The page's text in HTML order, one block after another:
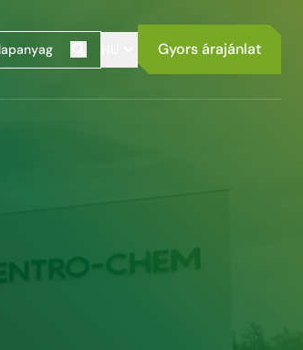
Gyors árajánlat